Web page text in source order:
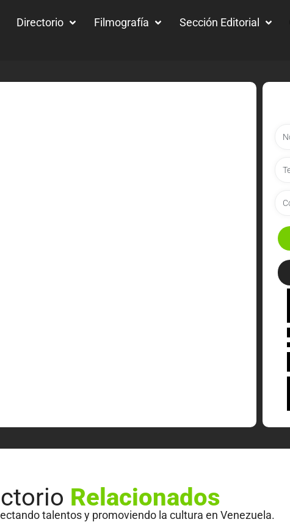
Directorio Filmografía Sección Editorial
Relacionados
talentos y promoviendo la cultura en Venezuela.